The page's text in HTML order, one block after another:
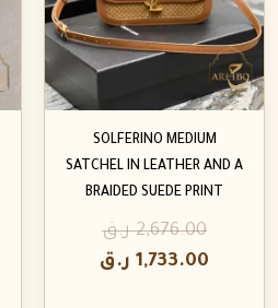
SOLFERINO MEDIUM
SATCHEL IN LEATHER AND A
BRAIDED SUEDE PRINT
2,676.00 ر.ق
1,733.00 ر.ق